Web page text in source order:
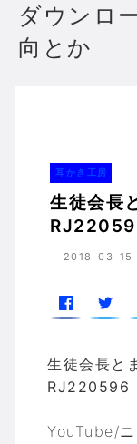
ダウンロ
向とか
耳かき工房
生徒会長
2018-03-15
生徒会長と
RJ220596
YouTube/